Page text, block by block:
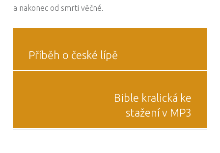
a nakonec od smrti věčné.
NAVIGATION
Příběh o české lípě
Bible kralická ke
stažení v MP3